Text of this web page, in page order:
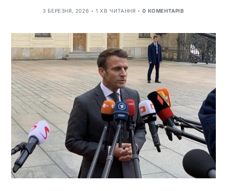
3 БЕРЕЗНЯ, 2026 1 ХВ ЧИТАННЯ 0 КОМЕНТАРІВ